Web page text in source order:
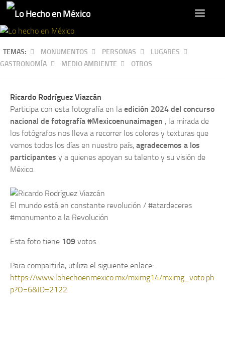
TEMAS: MONUMENTOS PERSONAS
LUGARES
GASTRONOMÍA
MEDIO AMBIENTE OTROS
Ricardo Rodríguez Viazcán
Participa con esta fotografía en la edición 2024 del concurso
nacional de fotografía #Mexicoenunaimagen , la mirada de
los fotógrafos nos lleva a recorrer los colores y texturas que
vemos todos los días en nuestro país, agradecemos a los
participantes y a quienes apoyan su talento y su visión de
México.
El mundo está en constante revolución / #atardeceres
#monumento a la Revolución
Esta foto tiene 109 votos.
Para compartirla, utiliza el siguiente enlace:
https://www.lohechoenmexico.mx/mximg14/mximg_voto.ph
p?O=6&ID=2122